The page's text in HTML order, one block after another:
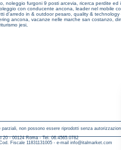
noleggio furgoni 9 posti arcevia, ricerca perdite ed
con conducente ancona, leader nel mobile
d'arredo in & outdoor pesaro, quality & technology
ancona, vacanze nelle marche san costanzo,
jesi,
non possono essere riprodotti senza
- 00124 Roma - Tel. 06.4565.0782
Fiscale 11831131005 - e-mail info@italmarket.com